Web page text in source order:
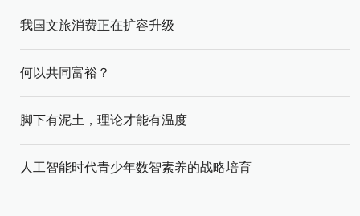
我国文旅消费正在扩容升级
何以共同富裕？
脚下有泥土，理论才能有温度
人工智能时代青少年数智素养的战略培育